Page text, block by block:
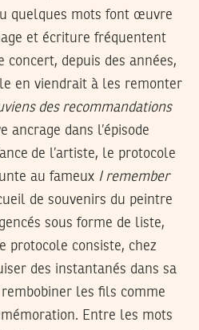
quelques mots font œuvre
et écriture fréquentent
concert, depuis des années,
en viendrait à les remonter
des recommandations
ancrage dans l’épisode
de l’artiste, le protocole
au fameux I remember
de souvenirs du peintre
sous forme de liste,
protocole consiste, chez
des instantanés dans sa
les fils comme
Entre les mots